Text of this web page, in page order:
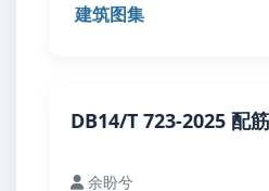
建筑图集
DB14/T 723-2025 配
余盼兮